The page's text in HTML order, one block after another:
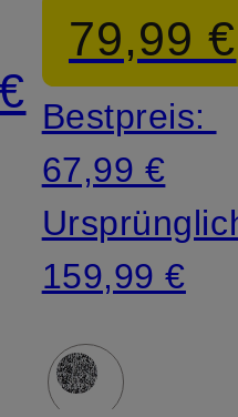
ALPINE
79,99 €
Bestpreis:
67,99 €
159,99 €